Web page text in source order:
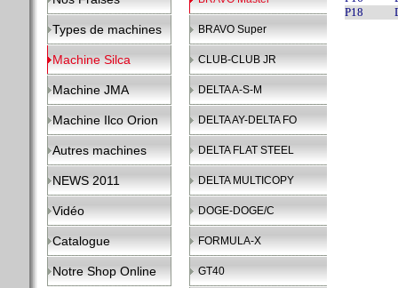
Types de machines
Machine Silca
Machine JMA
Machine Ilco Orion
Autres machines
NEWS 2011
Vidéo
Catalogue
Notre Shop Online
BRAVO Super
CLUB-CLUB JR
DELTA A-S-M
DELTA AY-DELTA FO
DELTA FLAT STEEL
DELTA MULTICOPY
DOGE-DOGE/C
FORMULA-X
GT40
P18